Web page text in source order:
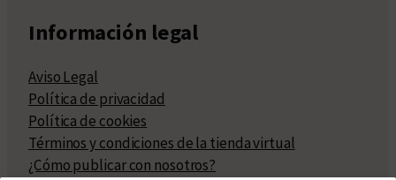
Información legal
Aviso Legal
Política de privacidad
Política de cookies
Términos y condiciones de la tienda virtual
¿Cómo publicar con nosotros?